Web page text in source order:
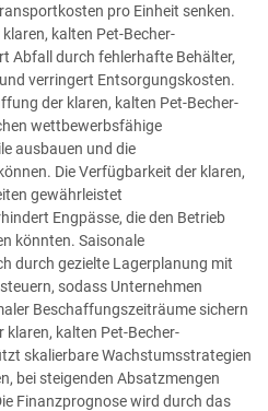
pro Einheit senken.
kalten Pet-Becher-
Abfall durch fehlerhafte Behälter,
verringert Entsorgungskosten.
der klaren, kalten Pet-Becher-
wettbewerbsfähige
ausbauen und die
Die Verfügbarkeit der klaren,
gewährleistet
Engpässe, die den Betrieb
könnten. Saisonale
durch gezielte Lagerplanung mit
sodass Unternehmen
Beschaffungszeiträume sichern
kalten Pet-Becher-
skalierbare Wachstumsstrategien
bei steigenden Absatzmengen
Finanzprognose wird durch das